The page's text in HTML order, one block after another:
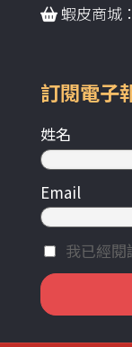
蝦皮商城：
訂閱電子
姓名
Email
我已經閱